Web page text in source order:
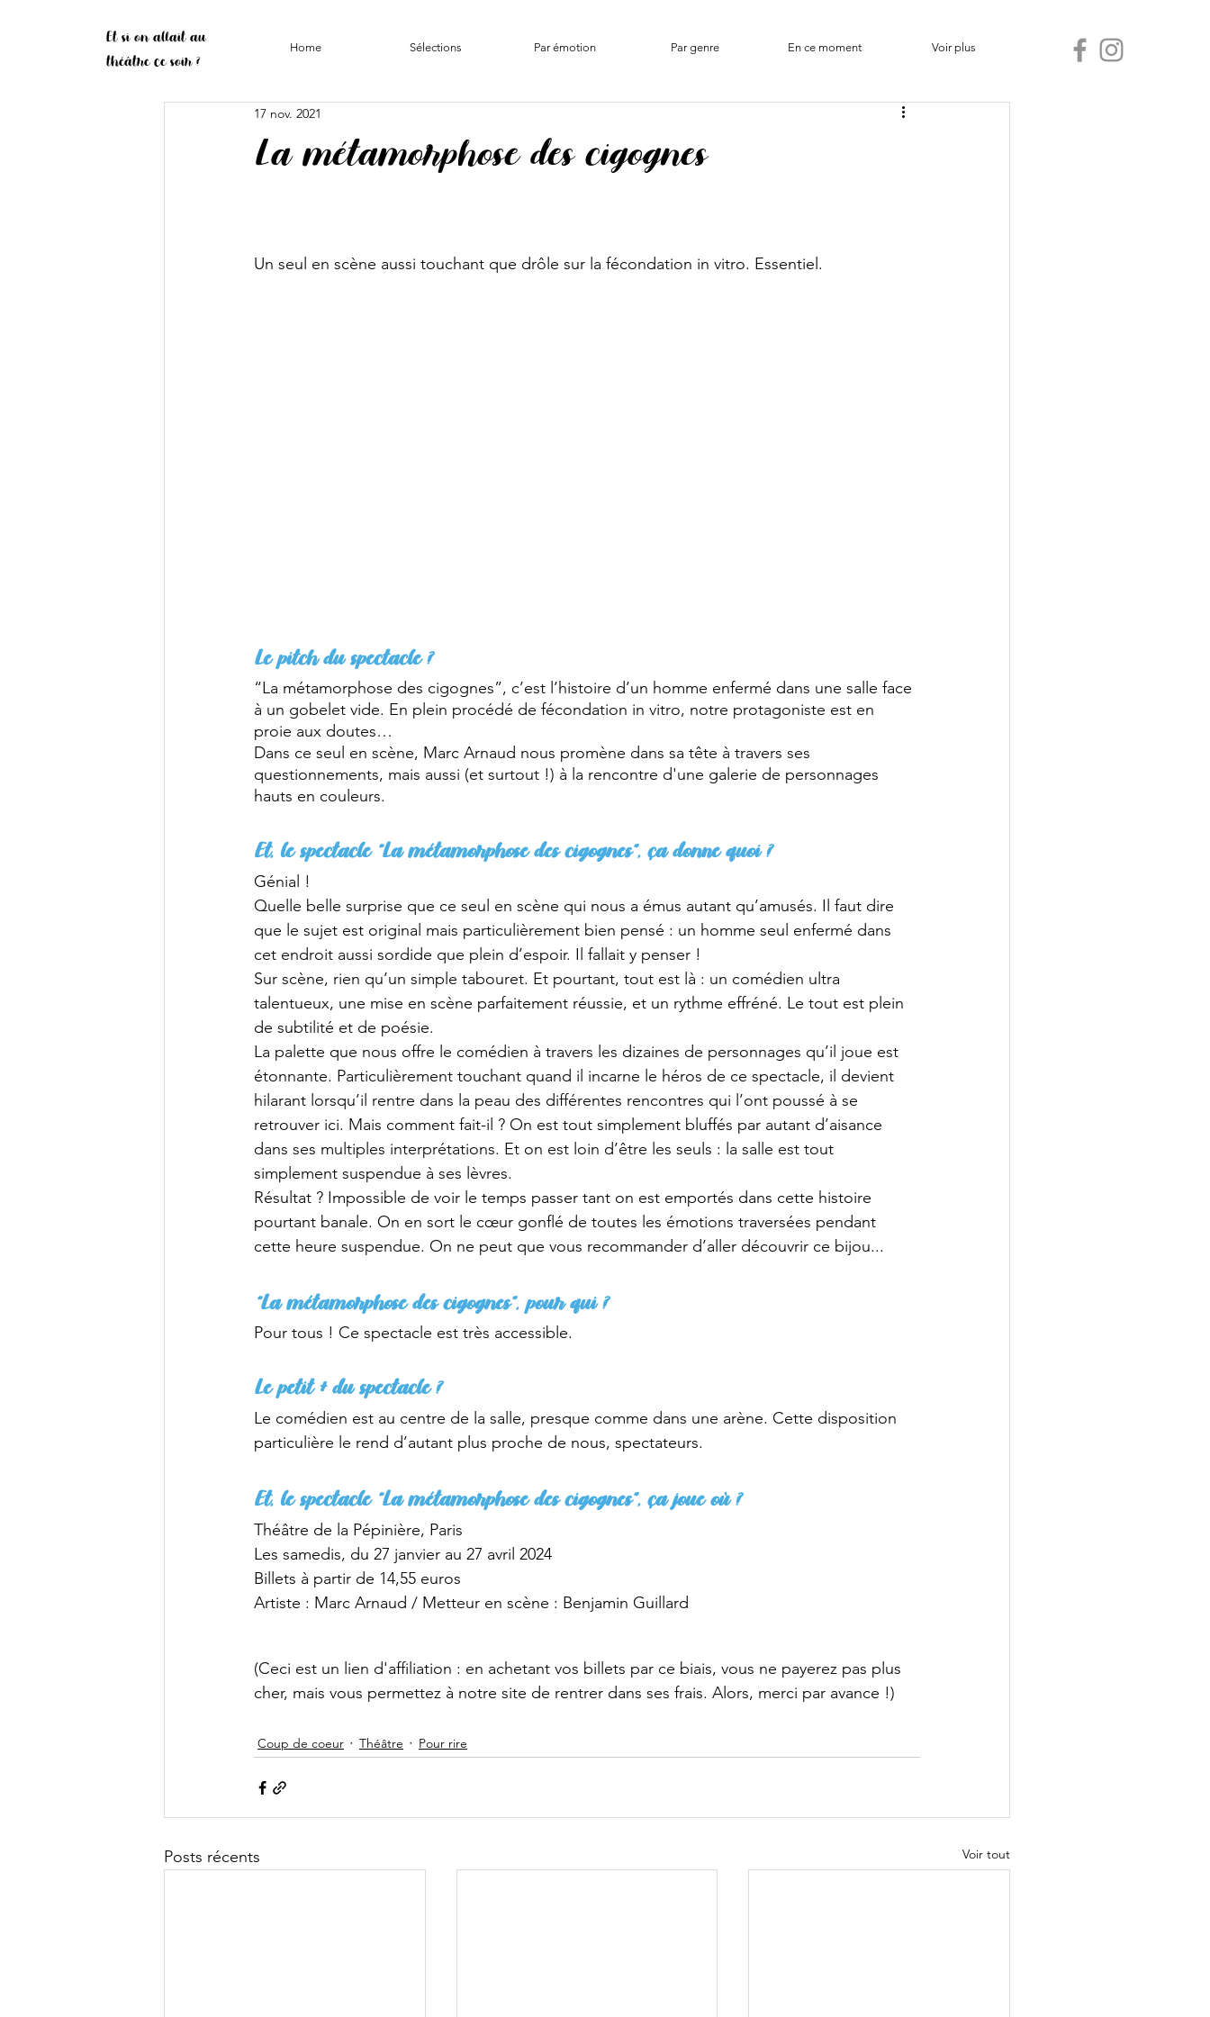
Et si on allait au
théâtre ce soir ?
Home Sélections Par émotion Par genre En ce moment Voir plus
La métamorphose des cigognes
17 nov. 2021
Un seul en scène aussi touchant que drôle sur la fécondation in vitro. Essentiel.
Le pitch du spectacle ?
“La métamorphose des cigognes”, c’est l’histoire d’un homme enfermé dans une salle face
à un gobelet vide. En plein procédé de fécondation in vitro, notre protagoniste est en
proie aux doutes…
Dans ce seul en scène, Marc Arnaud nous promène dans sa tête à travers ses
questionnements, mais aussi (et surtout !) à la rencontre d'une galerie de personnages
hauts en couleurs.
Et, le spectacle “La métamorphose des cigognes”, ça donne quoi ?
Génial !
Quelle belle surprise que ce seul en scène qui nous a émus autant qu’amusés. Il faut dire
que le sujet est original mais particulièrement bien pensé : un homme seul enfermé dans
cet endroit aussi sordide que plein d’espoir. Il fallait y penser !
Sur scène, rien qu’un simple tabouret. Et pourtant, tout est là : un comédien ultra
talentueux, une mise en scène parfaitement réussie, et un rythme effréné. Le tout est plein
de subtilité et de poésie.
La palette que nous offre le comédien à travers les dizaines de personnages qu’il joue est
étonnante. Particulièrement touchant quand il incarne le héros de ce spectacle, il devient
hilarant lorsqu’il rentre dans la peau des différentes rencontres qui l’ont poussé à se
retrouver ici. Mais comment fait-il ? On est tout simplement bluffés par autant d’aisance
dans ses multiples interprétations. Et on est loin d’être les seuls : la salle est tout
simplement suspendue à ses lèvres.
Résultat ? Impossible de voir le temps passer tant on est emportés dans cette histoire
pourtant banale. On en sort le cœur gonflé de toutes les émotions traversées pendant
cette heure suspendue. On ne peut que vous recommander d’aller découvrir ce bijou...
“La métamorphose des cigognes”, pour qui ?
Pour tous ! Ce spectacle est très accessible.
Le petit + du spectacle ?
Le comédien est au centre de la salle, presque comme dans une arène. Cette disposition
particulière le rend d’autant plus proche de nous, spectateurs.
Et, le spectacle “La métamorphose des cigognes”, ça joue où ?
Théâtre de la Pépinière, Paris
Les samedis, du 27 janvier au 27 avril 2024
Billets à partir de 14,55 euros
Artiste : Marc Arnaud / Metteur en scène : Benjamin Guillard
(Ceci est un lien d'affiliation : en achetant vos billets par ce biais, vous ne payerez pas plus
cher, mais vous permettez à notre site de rentrer dans ses frais. Alors, merci par avance !)
Coup de coeur Théâtre Pour rire
Posts récents Voir tout